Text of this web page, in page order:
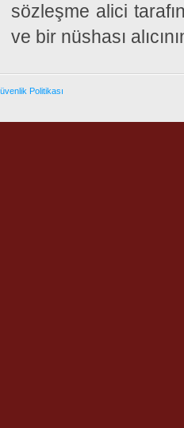
sözleşme alici
ve bir nüshası
Politikası